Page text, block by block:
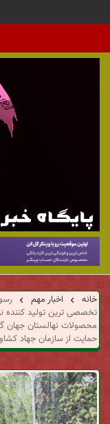
م
ی
د
ا
ن
خ
خانه اخبار مهم
تخصصی ترین تولید کننده
محصولات نهالستان جهان
حمایت از سازمان جهاد